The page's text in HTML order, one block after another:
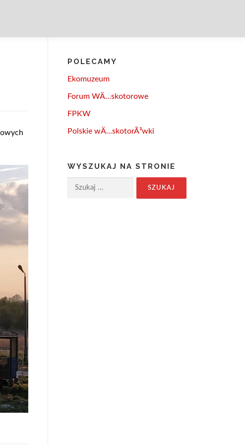
POLECAMY
Ekomuzeum
Forum WÄ…skotorowe
FPKW
Polskie wÄ…skotorÃ³wki
WYSZUKAJ NA STRONIE
Szukaj: